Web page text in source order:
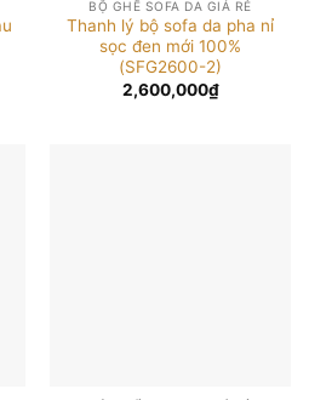
BỘ GHẾ SOFA DA GIÁ RẺ
Thanh lý bộ sofa da pha nỉ
sọc đen mới 100%
(SFG2600-2)
2,600,000₫